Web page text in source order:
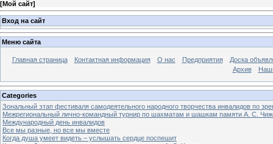
[Мой сайт]
Вход на сайт
Меню сайта
Главная страница Контактная информация О нас Предприятия
Доска
Архив
Categories
Зональный этап фестиваля самодеятельного народного творчества инвалидов по
Межрегиональный лично-командный турнир по шахматам и шашкам памяти А. С.
Международный день инвалидов
Все мы разные, но все мы вместе
Когда душа умеет видеть – услышать сердце поспешит